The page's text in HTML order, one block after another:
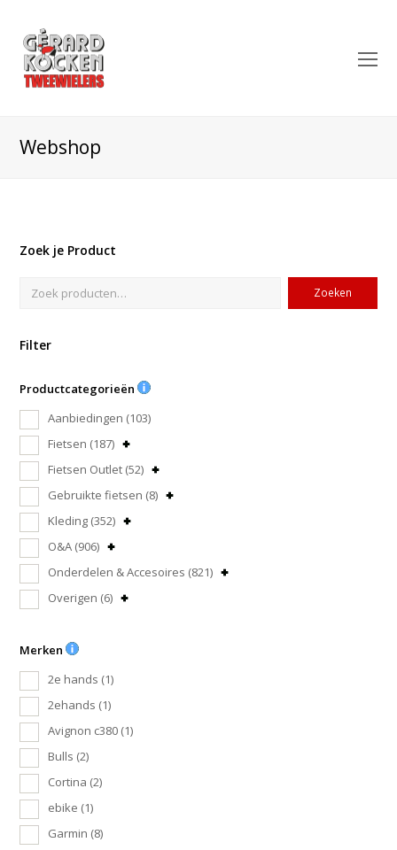
Webshop
Zoek je Product
Zoeken
Filter
Productcategorieën
Aanbiedingen (103)
Fietsen (187)
Fietsen Outlet (52)
Gebruikte fietsen (8)
Kleding (352)
O&A (906)
Onderdelen & Accesoires (821)
Overigen (6)
Merken
2e hands (1)
2ehands (1)
Avignon c380 (1)
Bulls (2)
Cortina (2)
ebike (1)
Garmin (8)